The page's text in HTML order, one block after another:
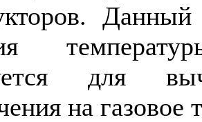
Данный
для
на газовое